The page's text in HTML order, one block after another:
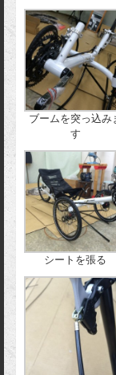
ブームを突っ込み
す
シートを張る